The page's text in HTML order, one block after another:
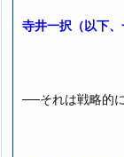
寺井一択（以下
──それは戦略的